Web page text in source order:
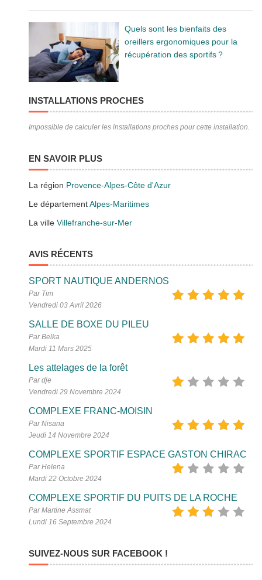
Quels sont les bienfaits des
oreillers ergonomiques pour la
récupération des sportifs ?
INSTALLATIONS PROCHES
Impossible de calculer les installations proches pour cette installation.
EN SAVOIR PLUS
La région Provence-Alpes-Côte d'Azur
Le départementAlpes-Maritimes
La villeVillefranche-sur-Mer
AVIS RÉCENTS
SPORT NAUTIQUE ANDERNOS
Par Tim
Vendredi 03 Avril 2026
SALLE DE BOXE DU PILEU
Par Belka
Mardi 11 Mars 2025
Les attelages de la forêt
Par dje
Vendredi 29 Novembre 2024
COMPLEXE FRANC-MOISIN
Par Nisana
Jeudi 14 Novembre 2024
COMPLEXE SPORTIF ESPACE GASTON CHIRAC
Par Helena
Mardi 22 Octobre 2024
COMPLEXE SPORTIF DU PUITS DE LA ROCHE
Par Martine Assmat
Lundi 16 Septembre 2024
SUIVEZ-NOUS SUR FACEBOOK !